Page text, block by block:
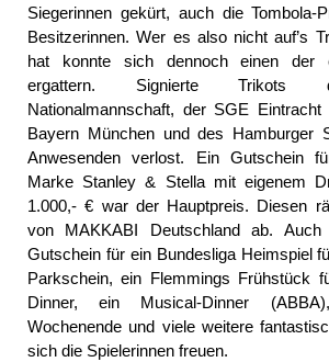
Siegerinnen gekürt, auch die Tombola-
Besitzerinnen. Wer es also nicht auf’s
hat konnte sich dennoch einen der
ergattern. Signierte Trikots
Nationalmannschaft, der SGE
Bayern München und des Hamburger
Anwesenden verlost. Ein Gutschein
Marke Stanley & Stella mit eigenem
1.000,- € war der Hauptpreis. Diesen
von MAKKABI Deutschland ab.
Gutschein für ein Bundesliga Heimspiel
Parkschein, ein Flemmings Frühstück
Dinner, ein Musical-Dinner
Wochenende und viele weitere
sich die Spielerinnen freuen.